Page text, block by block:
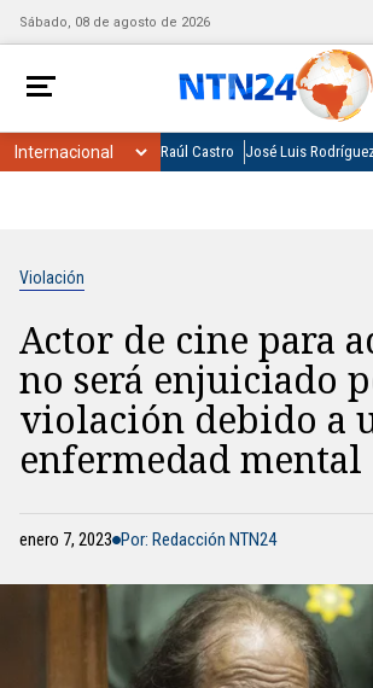
Sábado, 08 de agosto de 2026
Raúl Castro José Luis
Violación
Actor de cine para
no será enjuiciado
violación debido a
enfermedad mental
enero 7, 2023 Por: Redacción NTN24